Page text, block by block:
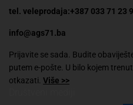
tel. veleprodaja:+387 033 71 23
info@ags71.ba
Prijavite se sada. Budite
putem e-pošte. U bilo kojem
otkazati. Više >>